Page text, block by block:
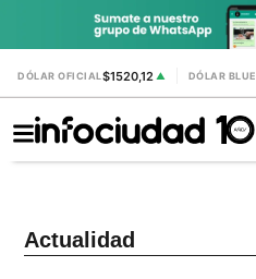
DÓLAR OFICIAL$1520,12 ▲ DÓLAR BLUE
Actualidad